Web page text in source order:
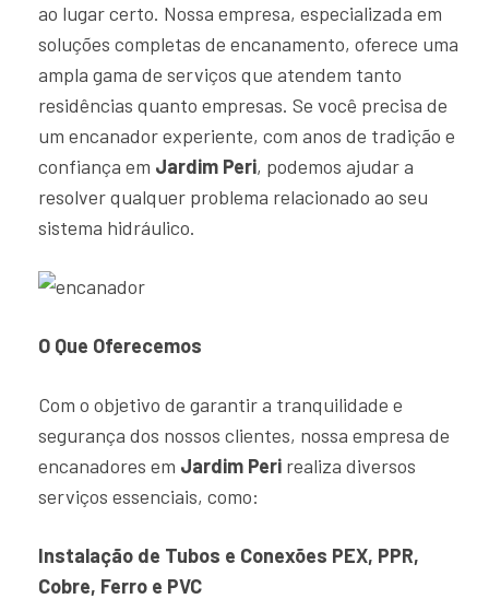
ao lugar certo. Nossa empresa, especializada em
soluções completas de encanamento, oferece uma
ampla gama de serviços que atendem tanto
residências quanto empresas. Se você precisa de
um encanador experiente, com anos de tradição e
confiança em Jardim Peri, podemos ajudar a
resolver qualquer problema relacionado ao seu
sistema hidráulico.
O Que Oferecemos
Com o objetivo de garantir a tranquilidade e
segurança dos nossos clientes, nossa empresa de
encanadores em Jardim Peri realiza diversos
serviços essenciais, como:
Instalação de Tubos e Conexões PEX, PPR,
Cobre, Ferro e PVC